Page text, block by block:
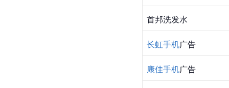
首邦洗发水
长虹手机广告
康佳手机广告